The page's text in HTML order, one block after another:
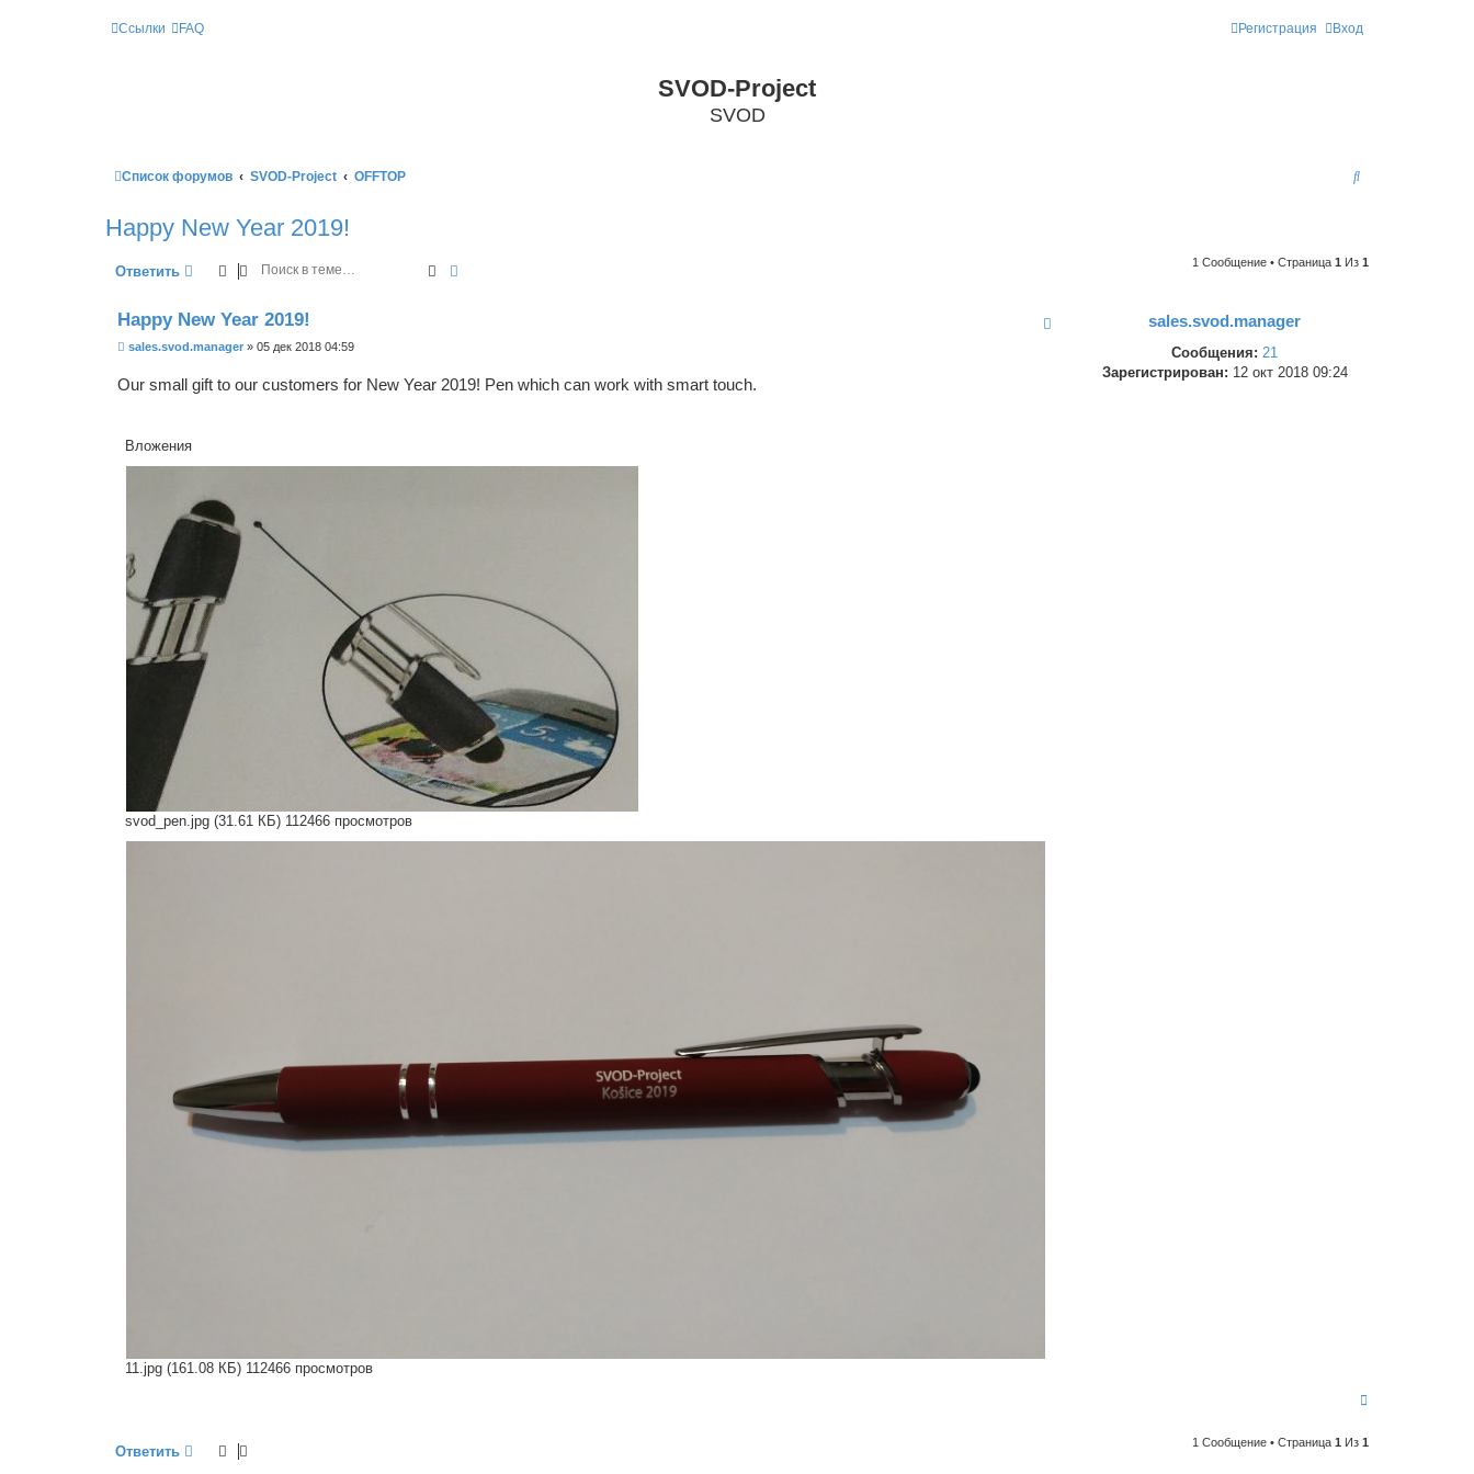
Ссылки FAQ Вход
Регистрация
SVOD-Project
SVOD
Список форумов SVOD-Project OFFTOP
П
С
Happy New Year 2019!
Ответить Поиск 1 Сообщение • Страница 1 Из 1
sales.svod.manager
Сообщения: 21
Зарегистрирован: 12 окт 2018 09:24
Happy New Year 2019!
С
б
и
sales.svod.manager » 05 дек 2018 04:59
Our small gift to our customers for New Year 2019! Pen which can work with smart touch.
Вложения
svod_pen.jpg (31.61 КБ) 112466 просмотров
11.jpg (161.08 КБ) 112466 просмотров
н
Ответить
1 Сообщение • Страница 1 Из 1